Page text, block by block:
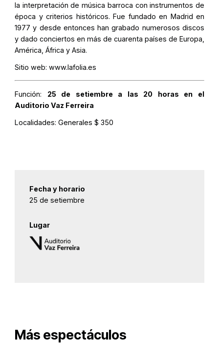
la interpretación de música barroca con instrumentos de
época y criterios históricos. Fue fundado en Madrid en
1977 y desde entonces han grabado numerosos discos
y dado conciertos en más de cuarenta países de Europa,
América, África y Asia.
Sitio web: www.lafolia.es
Función:
25 de setiembre a las 20 horas en el
Auditorio Vaz Ferreira
Localidades: Generales $ 350
Fecha y horario
25 de setiembre
Lugar
Más espectáculos